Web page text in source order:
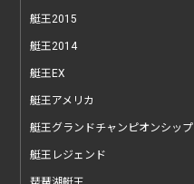
艇王2015
艇王2014
艇王EX
艇王アメリカ
艇王グランドチャンピオンシップ
艇王レジェンド